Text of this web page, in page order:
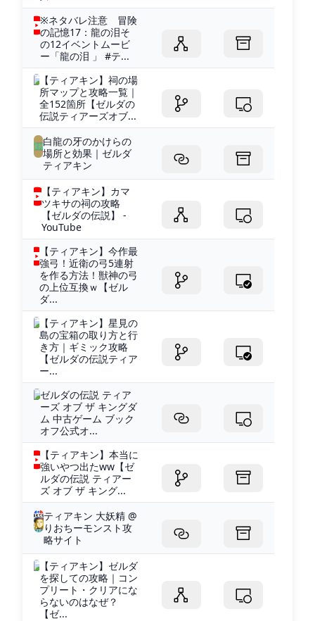
※ネタバレ注意 冒険
の記憶17：龍の泪そ
の12イベントムービ
ー「龍の泪 」 #テ...
【ティアキン】祠の場
所マップと攻略一覧｜
全152箇所【ゼルダの
伝説ティアーズオブ...
白龍の牙のかけらの
場所と効果｜ゼルダ
ティアキン
【ティアキン】カマ
ツキサの祠の攻略
【ゼルダの伝説】 -
YouTube
【ティアキン】今作最
強弓！近衛の弓5連射
を作る方法！獣神の弓
の上位互換ｗ【ゼル
ダ...
【ティアキン】星見の
島の宝箱の取り方と行
き方｜ギミック攻略
【ゼルダの伝説ティア
ー...
ゼルダの伝説 ティア
ーズ オブ ザ キングダ
ム 中古ゲーム ブック
オフ公式オ...
【ティアキン】本当に
強いやつ出たww【ゼ
ルダの伝説 ティアー
ズ オブ ザ キング...
ティアキン 大妖精 @
りおちーモンスト攻
略サイト
【ティアキン】ゼルダ
を探しての攻略｜コン
プリート・クリアにな
らないのはなぜ？
【ゼ...